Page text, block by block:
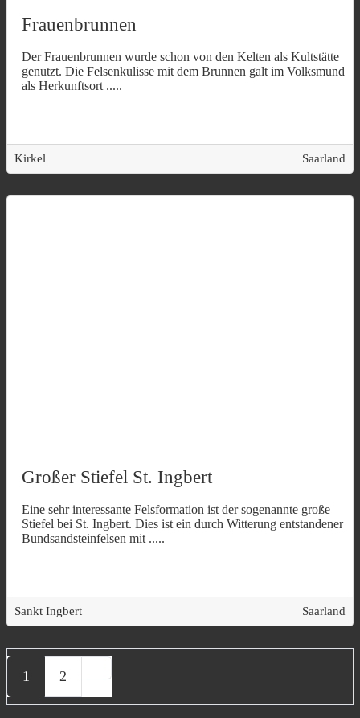
Frauenbrunnen
Der Frauenbrunnen wurde schon von den Kelten als Kultstätte
genutzt. Die Felsenkulisse mit dem Brunnen galt im Volksmund
als Herkunftsort .....
Kirkel Saarland
Großer Stiefel St. Ingbert
Eine sehr interessante Felsformation ist der sogenannte große
Stiefel bei St. Ingbert. Dies ist ein durch Witterung entstandener
Bundsandsteinfelsen mit .....
Sankt Ingbert Saarland
Posts navigation
1 2 Ältere Beiträge